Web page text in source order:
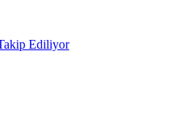
Ediliyor